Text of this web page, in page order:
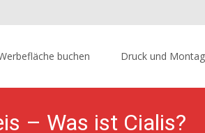
buchen Druck und
– Was ist Cialis?